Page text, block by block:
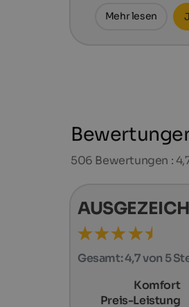
Mehr lesen
506 Bewertungen :
Gesamt:4,7 von 5
Komfort
Preis-Leistung